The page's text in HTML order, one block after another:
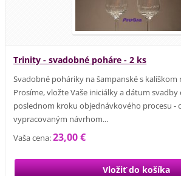
Trinity - svadobné poháre - 2 ks
Svadobné poháriky na šampanské s
Prosíme, vložte Vaše iniciálky a dátum
poslednom kroku objednávkového procesu -
vypracovaným návrhom...
Vaša cena:23,00 €